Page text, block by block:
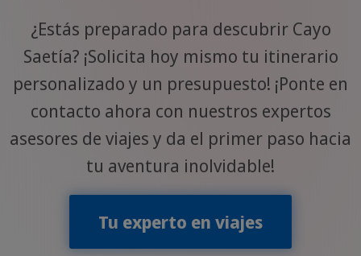
¿Estás preparado para descubrir Cayo
Saetía? ¡Solicita hoy mismo tu itinerario
personalizado y un presupuesto! ¡Ponte en
contacto ahora con nuestros expertos
asesores de viajes y da el primer paso hacia
tu aventura inolvidable!
Tu experto en viajes